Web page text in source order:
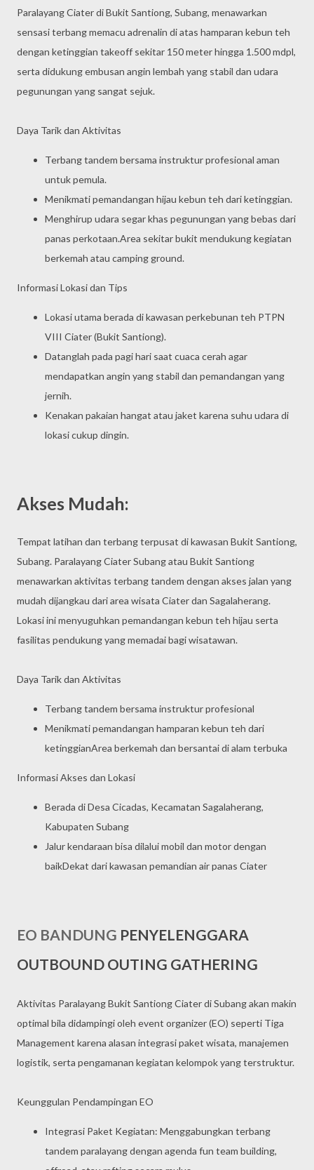
Paralayang Ciater di Bukit Santiong, Subang, menawarkan
sensasi terbang memacu adrenalin di atas hamparan kebun teh
dengan ketinggian takeoff sekitar 150 meter hingga 1.500 mdpl,
serta didukung embusan angin lembah yang stabil dan udara
pegunungan yang sangat sejuk.
Daya Tarik dan Aktivitas
Terbang tandem bersama instruktur profesional aman
untuk pemula.
Menikmati pemandangan hijau kebun teh dari ketinggian.
Menghirup udara segar khas pegunungan yang bebas dari
panas perkotaan.Area sekitar bukit mendukung kegiatan
berkemah atau camping ground.
Informasi Lokasi dan Tips
Lokasi utama berada di kawasan perkebunan teh PTPN
VIII Ciater (Bukit Santiong).
Datanglah pada pagi hari saat cuaca cerah agar
mendapatkan angin yang stabil dan pemandangan yang
jernih.
Kenakan pakaian hangat atau jaket karena suhu udara di
lokasi cukup dingin.
Akses Mudah:
Tempat latihan dan terbang terpusat di kawasan Bukit Santiong,
Subang. Paralayang Ciater Subang atau Bukit Santiong
menawarkan aktivitas terbang tandem dengan akses jalan yang
mudah dijangkau dari area wisata Ciater dan Sagalaherang.
Lokasi ini menyuguhkan pemandangan kebun teh hijau serta
fasilitas pendukung yang memadai bagi wisatawan.
Daya Tarik dan Aktivitas
Terbang tandem bersama instruktur profesional
Menikmati pemandangan hamparan kebun teh dari
ketinggianArea berkemah dan bersantai di alam terbuka
Informasi Akses dan Lokasi
Berada di Desa Cicadas, Kecamatan Sagalaherang,
Kabupaten Subang
Jalur kendaraan bisa dilalui mobil dan motor dengan
baikDekat dari kawasan pemandian air panas Ciater
EO BANDUNG PENYELENGGARA
OUTBOUND OUTING GATHERING
Aktivitas Paralayang Bukit Santiong Ciater di Subang akan makin
optimal bila didampingi oleh event organizer (EO) seperti Tiga
Management karena alasan integrasi paket wisata, manajemen
logistik, serta pengamanan kegiatan kelompok yang terstruktur.
Keunggulan Pendampingan EO
Integrasi Paket Kegiatan: Menggabungkan terbang
tandem paralayang dengan agenda fun team building,